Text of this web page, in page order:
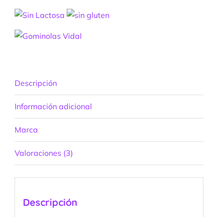
Descripción
Información adicional
Marca
Valoraciones (3)
Descripción